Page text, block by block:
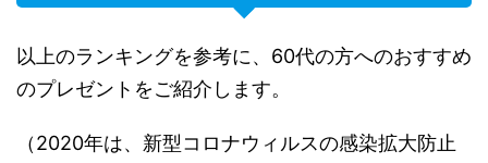
以上のランキングを参考に、60代の方へのおすすめ
のプレゼントをご紹介します。
（2020年は、新型コロナウィルスの感染拡大防止